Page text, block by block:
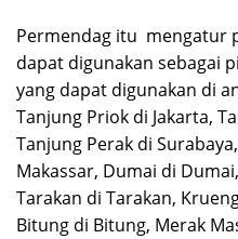
Permendag itu mengatur
dapat digunakan sebagai
yang dapat digunakan di
Tanjung Priok di Jakarta,
Tanjung Perak di
Makassar, Dumai di
Tarakan di Tarakan,
Bitung di Bitung, Merak